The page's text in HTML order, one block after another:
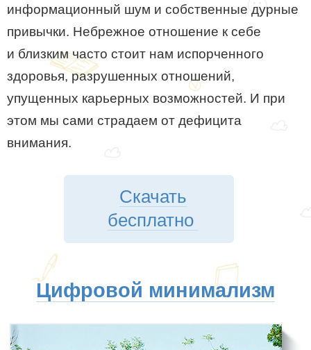
информационный шум и собственные дурные
привычки. Небрежное отношение к себе
и близким часто стоит нам испорченного
здоровья, разрушенных отношений,
упущенных карьерных возможностей. И при
этом мы сами страдаем от дефицита
внимания.
Скачать
бесплатно
Цифровой минимализм